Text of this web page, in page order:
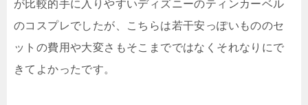
が比較的手に入りやすいディズニーのティンカーベル
のコスプレでしたが、こちらは若干安っぽいもののセ
ットの費用や大変さもそこまでではなくそれなりにで
きてよかったです。